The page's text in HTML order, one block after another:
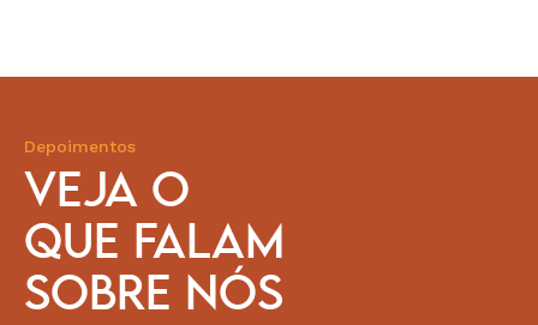
Depoimentos
VEJA O
QUE FALAM
SOBRE NÓS